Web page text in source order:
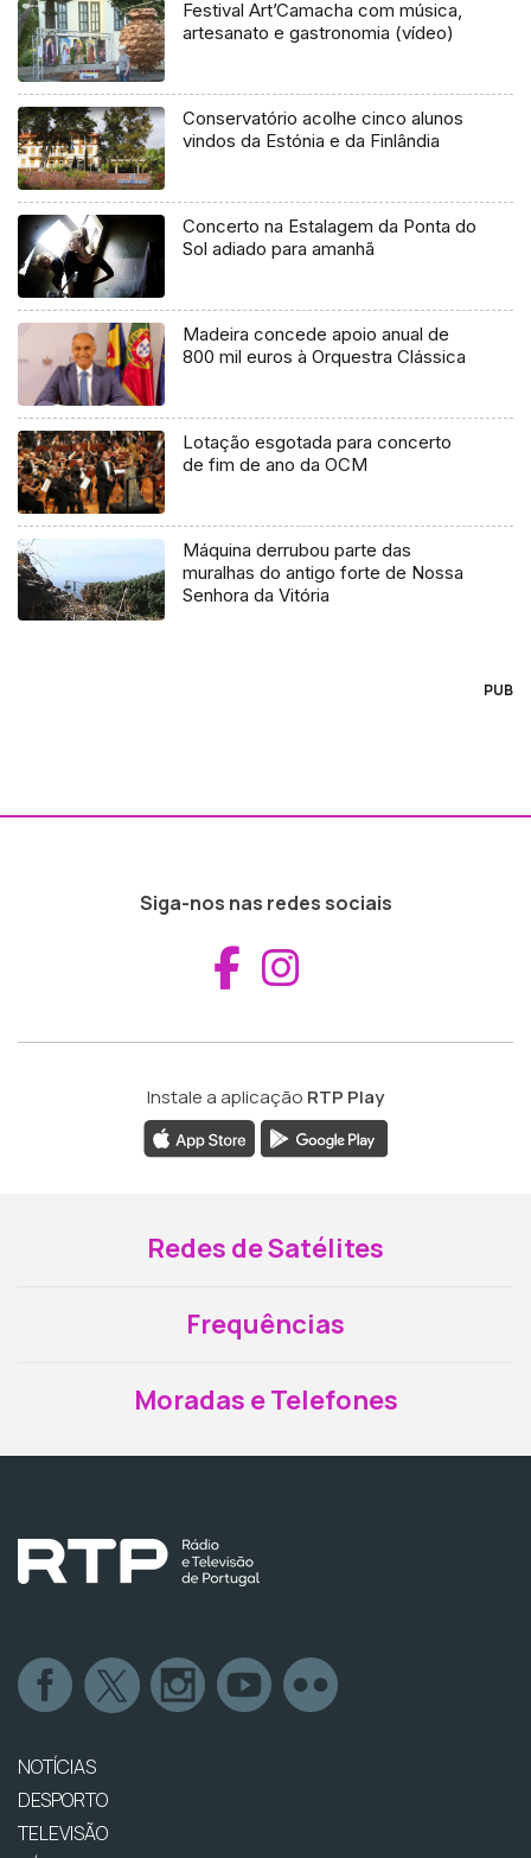
Festival Art’Camacha com música,
artesanato e gastronomia (vídeo)
Conservatório acolhe cinco alunos
vindos da Estónia e da Finlândia
Concerto na Estalagem da Ponta do
Sol adiado para amanhã
Madeira concede apoio anual de
800 mil euros à Orquestra Clássica
Lotação esgotada para concerto
de fim de ano da OCM
Máquina derrubou parte das
muralhas do antigo forte de Nossa
Senhora da Vitória
PUB
Siga-nos nas redes sociais
Aceder ao
Instale a aplicação RTP Play
Redes de Satélites
Frequências
Moradas e Telefones
NOTÍCIAS
DESPORTO
TELEVISÃO